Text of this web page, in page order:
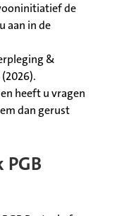
de
aan in de
&
heeft u vragen
dan gerust